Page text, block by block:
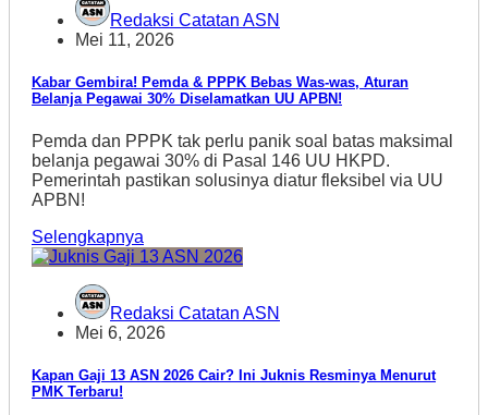
Redaksi Catatan ASN
Mei 11, 2026
Kabar Gembira! Pemda & PPPK Bebas Was-was, Aturan
Belanja Pegawai 30% Diselamatkan UU APBN!
Pemda dan PPPK tak perlu panik soal batas maksimal
belanja pegawai 30% di Pasal 146 UU HKPD.
Pemerintah pastikan solusinya diatur fleksibel via UU
APBN!
Selengkapnya
Redaksi Catatan ASN
Mei 6, 2026
Kapan Gaji 13 ASN 2026 Cair? Ini Juknis Resminya Menurut
PMK Terbaru!